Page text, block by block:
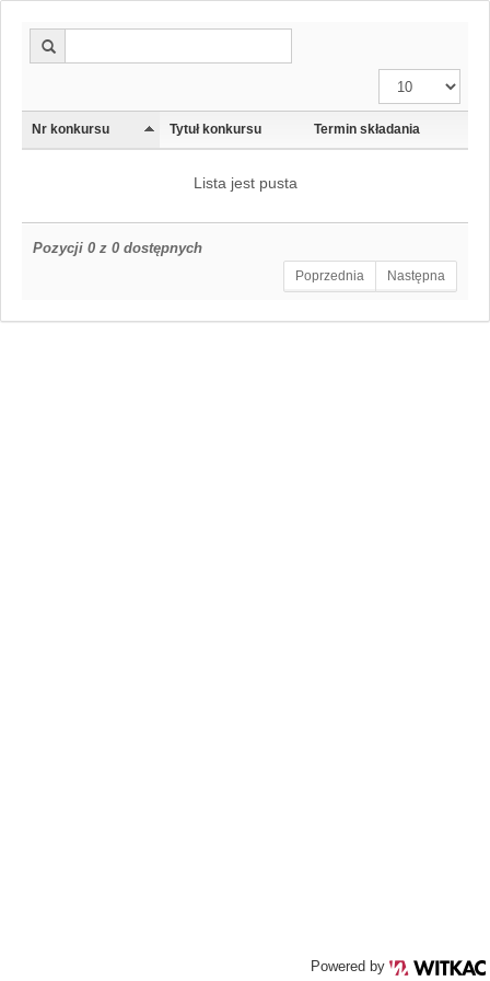
Powered by
Nr konkursu Tytuł konkursu Termin składania
Lista jest pusta
Pozycji 0 z 0 dostępnych
Poprzednia Następna